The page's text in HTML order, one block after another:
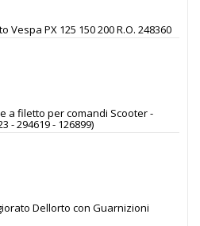
Vespa PX 125 150 200 R.O. 248360
a filetto per comandi Scooter -
- 294619 - 126899)
Dellorto con Guarnizioni